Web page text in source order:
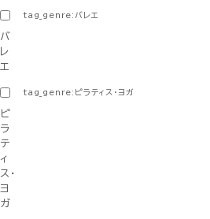
tag_genre:バレエ
バ
レ
エ
tag_genre:ピラティス・ヨガ
ピ
ラ
テ
ィ
ス・
ヨ
ガ